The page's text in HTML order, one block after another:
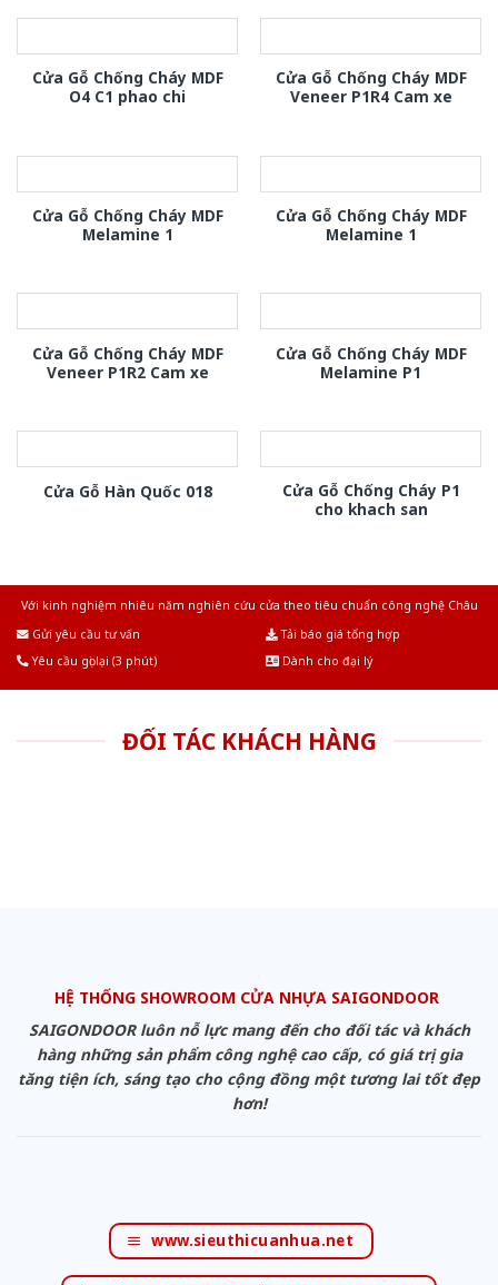
Cửa Gỗ Chống Cháy MDF
O4 C1 phao chi
Cửa Gỗ Chống Cháy MDF
Veneer P1R4 Cam xe
Cửa Gỗ Chống Cháy MDF
Melamine 1
Cửa Gỗ Chống Cháy MDF
Melamine 1
Cửa Gỗ Chống Cháy MDF
Veneer P1R2 Cam xe
Cửa Gỗ Chống Cháy MDF
Melamine P1
Cửa Gỗ Hàn Quốc 018
Cửa Gỗ Chống Cháy P1
cho khach san
Với kinh nghiệm nhiêu năm nghiên cứu cửa theo tiêu chuẩn công nghệ Châu
Gửi yêu cầu tư vấn
Tải báo giá tổng hợp
Yêu cầu gọi lại (3 phút)
Dành cho đại lý
ĐỐI TÁC KHÁCH HÀNG
HỆ THỐNG SHOWROOM CỬA NHỰA SAIGONDOOR
SAIGONDOOR luôn nỗ lực mang đến cho đối tác và khách
hàng những sản phẩm công nghệ cao cấp, có giá trị gia
tăng tiện ích, sáng tạo cho cộng đồng một tương lai tốt đẹp
hơn!
www.sieuthicuanhua.net